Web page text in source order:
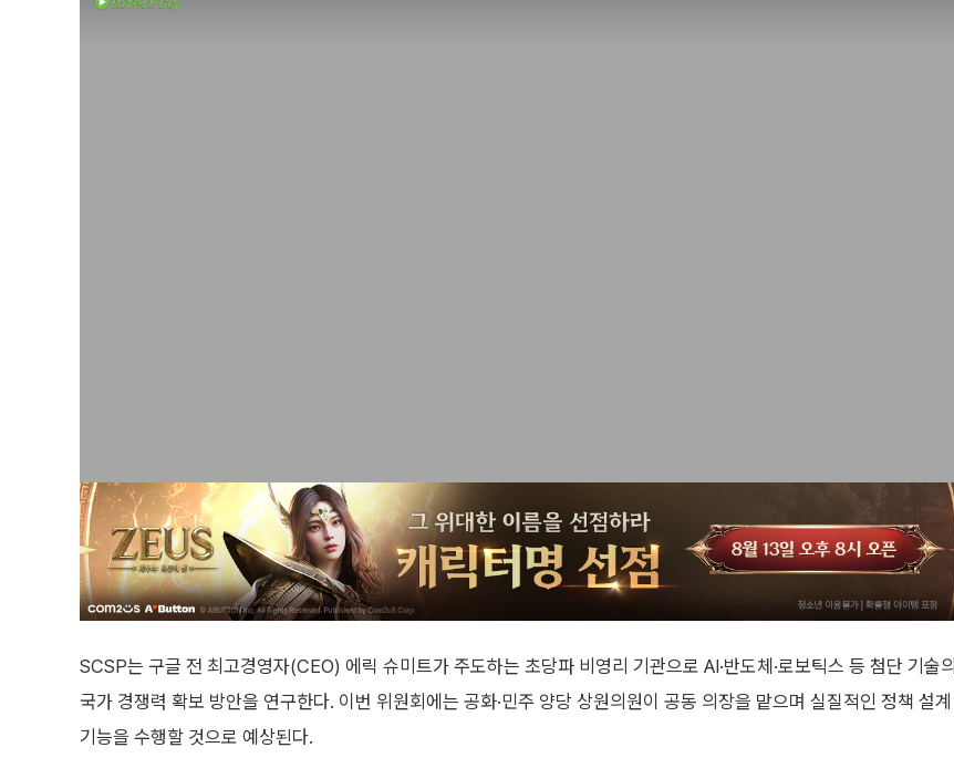
SCSP는 구글 전 최고경영자(CEO) 에릭 슈미트가 주도하는 초당파 비영리 기관으로 AI·반도체·로보틱스 등 첨단 기술의
국가 경쟁력 확보 방안을 연구한다. 이번 위원회에는 공화·민주 양당 상원의원이 공동 의장을 맡으며 실질적인 정책 설계
기능을 수행할 것으로 예상된다.